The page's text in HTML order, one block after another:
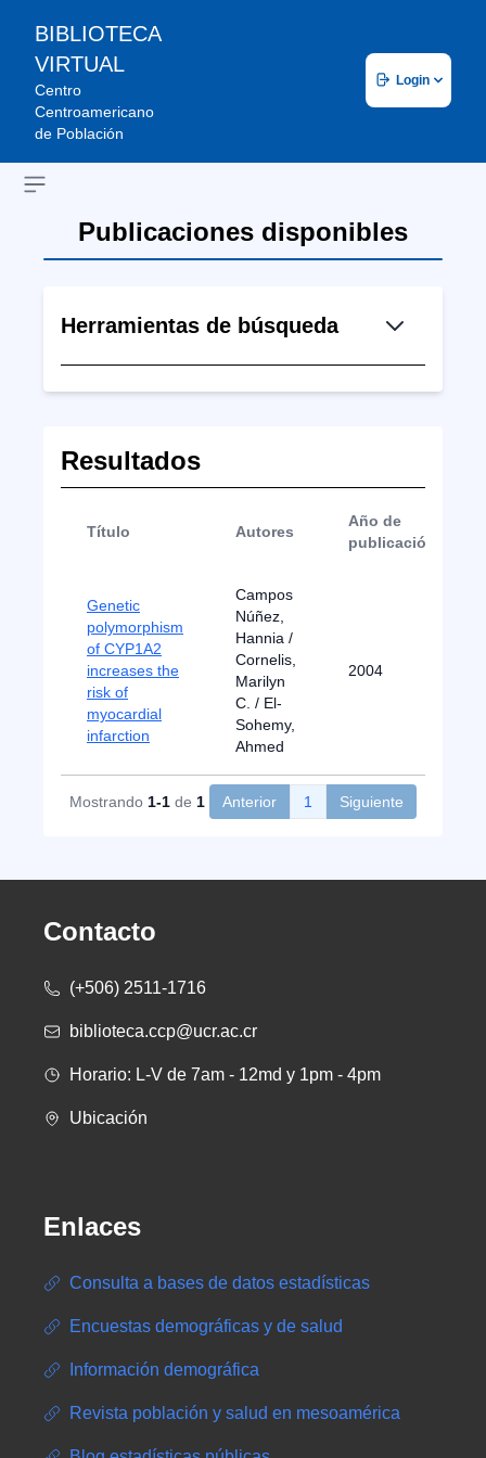
BIBLIOTECA
VIRTUAL
Centro
Centroamericano
de Población
Login
Open sidebar
Publicaciones disponibles
Herramientas de búsqueda
Resultados
Título Autores
Año de
publicación
Genetic
polymorphism
of CYP1A2
increases the
risk of
myocardial
infarction
Campos
Núñez,
Hannia /
Cornelis,
Marilyn
C. / El-
Sohemy,
Ahmed
2004
Mostrando 1-1 de 1 Anterior 1 Siguiente
Contacto
(+506) 2511-1716
biblioteca.ccp@ucr.ac.cr
Horario: L-V de 7am - 12md y 1pm - 4pm
Ubicación
Enlaces
Consulta a bases de datos estadísticas
Encuestas demográficas y de salud
Información demográfica
Revista población y salud en mesoamérica